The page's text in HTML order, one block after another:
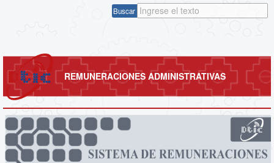
Buscar
REMUNERACIONES ADMINISTRATIVAS